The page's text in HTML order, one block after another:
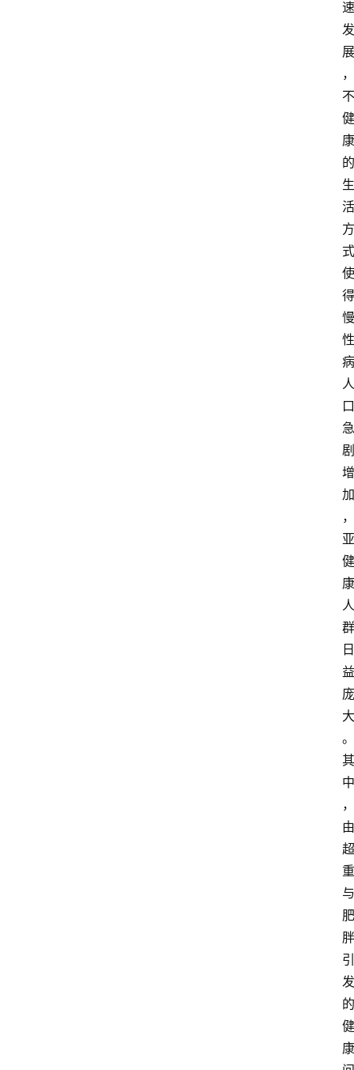
速
发
展
，
不
健
康
的
生
活
方
式
使
得
慢
性
病
人
口
急
剧
增
加
，
亚
健
康
人
群
日
益
庞
大
。
其
中
，
由
超
重
与
肥
胖
引
发
的
健
康